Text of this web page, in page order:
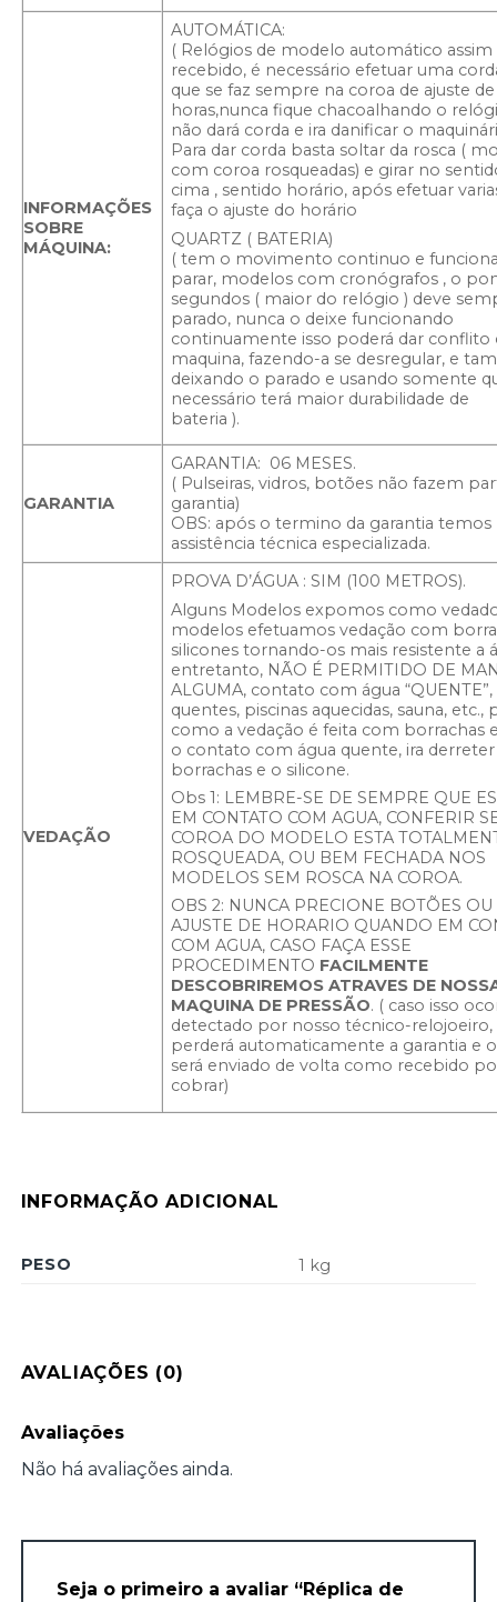
INFORMAÇÕES
SOBRE
MÁQUINA:
AUTOMÁTICA:
( Relógios de modelo automático assim
recebido, é necessário efetuar uma
que se faz sempre na coroa de ajuste de
horas,nunca fique chacoalhando o
não dará corda e ira danificar o
Para dar corda basta soltar da rosca (
com coroa rosqueadas) e girar no
cima , sentido horário, após efetuar
faça o ajuste do horário
QUARTZ ( BATERIA)
( tem o movimento continuo e
parar, modelos com cronógrafos , o
segundos ( maior do relógio ) deve
parado, nunca o deixe funcionando
continuamente isso poderá dar conflito
maquina, fazendo-a se desregular, e
deixando o parado e usando somente
necessário terá maior durabilidade de
bateria ).
GARANTIA
GARANTIA: 06 MESES.
( Pulseiras, vidros, botões não fazem
garantia)
OBS: após o termino da garantia temos
assistência técnica especializada.
VEDAÇÃO
PROVA D’ÁGUA : SIM (100 METROS).
Alguns Modelos expomos como
modelos efetuamos vedação com
silicones tornando-os mais resistente a
entretanto, NÃO É PERMITIDO DE
ALGUMA, contato com água
quentes, piscinas aquecidas, sauna, etc.,
como a vedação é feita com borrachas
o contato com água quente, ira derreter
borrachas e o silicone.
Obs 1: LEMBRE-SE DE SEMPRE QUE
EM CONTATO COM AGUA, CONFERIR
COROA DO MODELO ESTA
ROSQUEADA, OU BEM FECHADA NOS
MODELOS SEM ROSCA NA COROA.
OBS 2: NUNCA PRECIONE BOTÕES OU
AJUSTE DE HORARIO QUANDO EM
COM AGUA, CASO FAÇA ESSE
PROCEDIMENTO FACILMENTE
DESCOBRIREMOS ATRAVES DE
MAQUINA DE PRESSÃO. ( caso isso
detectado por nosso técnico-relojoeiro,
perderá automaticamente a garantia e
será enviado de volta como recebido
cobrar)
INFORMAÇÃO ADICIONAL
PESO 1 kg
AVALIAÇÕES (0)
Avaliações
Não há avaliações ainda.
Seja o primeiro a avaliar “Réplica de